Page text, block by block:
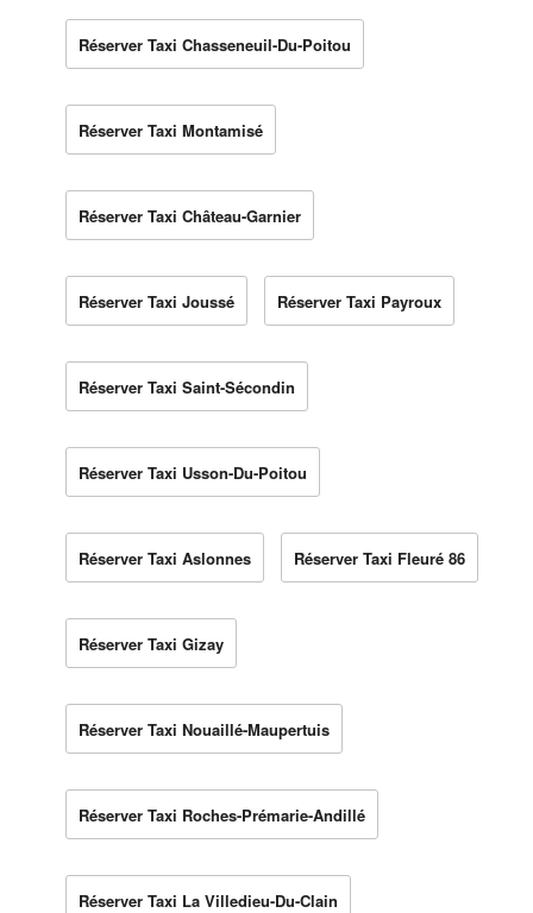
Réserver Taxi Chasseneuil-Du-Poitou
Réserver Taxi Montamisé
Réserver Taxi Château-Garnier
Réserver Taxi Joussé Réserver Taxi Payroux
Réserver Taxi Saint-Sécondin
Réserver Taxi Usson-Du-Poitou
Réserver Taxi Aslonnes Réserver Taxi Fleuré 86
Réserver Taxi Gizay
Réserver Taxi Nouaillé-Maupertuis
Réserver Taxi Roches-Prémarie-Andillé
Réserver Taxi La Villedieu-Du-Clain